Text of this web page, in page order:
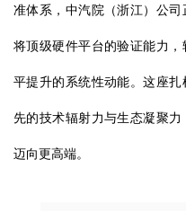
准体系，中汽院（浙江）公司
将顶级硬件平台的验证能力
平提升的系统性动能。这座
先的技术辐射力与生态凝聚
迈向更高端。